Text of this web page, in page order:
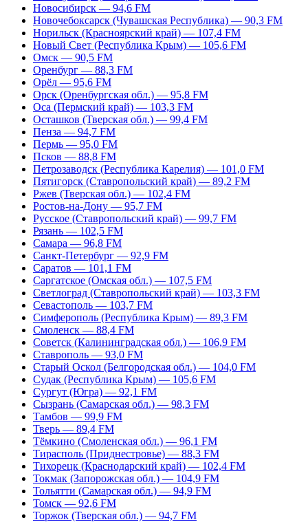
Новосибирск — 94,6 FM
Новочебоксарск (Чувашская Республика) — 90,3 FM
Норильск (Красноярский край) — 107,4 FM
Новый Свет (Республика Крым) — 105,6 FM
Омск — 90,5 FM
Оренбург — 88,3 FM
Орёл — 95,6 FM
Орск (Оренбургская обл.) — 95,8 FM
Оса (Пермский край) — 103,3 FM
Осташков (Тверская обл.) — 99,4 FM
Пенза — 94,7 FM
Пермь — 95,0 FM
Псков — 88,8 FM
Петрозаводск (Республика Карелия) — 101,0 FM
Пятигорск (Ставропольский край) — 89,2 FM
Ржев (Тверская обл.) — 102,4 FM
Ростов-на-Дону — 95,7 FM
Русское (Ставропольский край) — 99,7 FM
Рязань — 102,5 FM
Самара — 96,8 FM
Санкт-Петербург — 92,9 FM
Саратов — 101,1 FM
Саргатское (Омская обл.) — 107,5 FM
Светлоград (Ставропольский край) — 103,3 FM
Севастополь — 103,7 FM
Симферополь (Республика Крым) — 89,3 FM
Смоленск — 88,4 FM
Советск (Калининградская обл.) — 106,9 FM
Ставрополь — 93,0 FM
Старый Оскол (Белгородская обл.) — 104,0 FM
Судак (Республика Крым) — 105,6 FM
Сургут (Югра) — 92,1 FM
Сызрань (Самарская обл.) — 98,3 FM
Тамбов — 99,9 FM
Тверь — 89,4 FM
Тёмкино (Смоленская обл.) — 96,1 FM
Тирасполь (Приднестровье) — 88,3 FM
Тихорецк (Краснодарский край) — 102,4 FM
Токмак (Запорожская обл.) — 104,9 FM
Тольятти (Самарская обл.) — 94,9 FM
Томск — 92,6 FM
Торжок (Тверская обл.) — 94,7 FM